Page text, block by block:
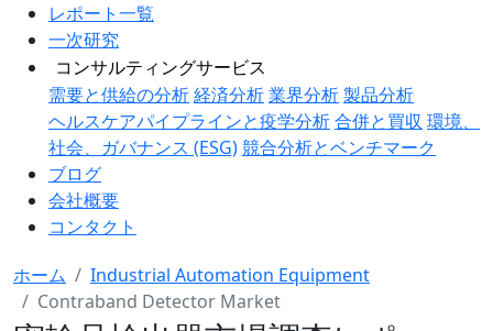
レポート一覧
一次研究
コンサルティングサービス
需要と供給の分析経済分析業界分析製品分析
ヘルスケアパイプラインと疫学分析合併と買収 環境、
社会、ガバナンス (ESG)競合分析とベンチマーク
ブログ
会社概要
コンタクト
ホーム
Industrial Automation Equipment
Contraband Detector Market